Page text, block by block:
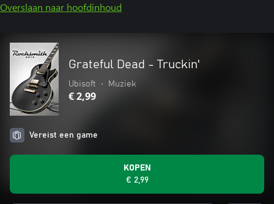
Overslaan naar hoofdinhoud
Grateful Dead - Truckin'
Ubisoft • Muziek
€ 2,99
Vereist een game
KOPEN
€ 2,99